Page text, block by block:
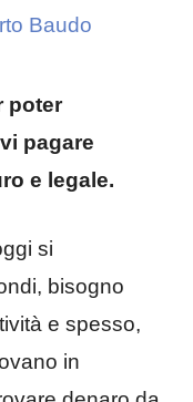
Baudo
poter
pagare
e legale.
si
bisogno
e spesso,
in